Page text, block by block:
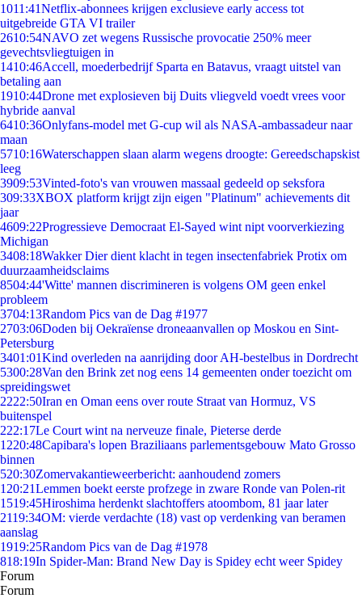
1011:41Netflix-abonnees krijgen exclusieve early access tot
uitgebreide GTA VI trailer
2610:54NAVO zet wegens Russische provocatie 250% meer
gevechtsvliegtuigen in
1410:46Accell, moederbedrijf Sparta en Batavus, vraagt uitstel van
betaling aan
1910:44Drone met explosieven bij Duits vliegveld voedt vrees voor
hybride aanval
6410:36Onlyfans-model met G-cup wil als NASA-ambassadeur naar
maan
5710:16Waterschappen slaan alarm wegens droogte: Gereedschapskist
leeg
3909:53Vinted-foto's van vrouwen massaal gedeeld op seksfora
309:33XBOX platform krijgt zijn eigen "Platinum" achievements dit
jaar
4609:22Progressieve Democraat El-Sayed wint nipt voorverkiezing
Michigan
3408:18Wakker Dier dient klacht in tegen insectenfabriek Protix om
duurzaamheidsclaims
8504:44'Witte' mannen discrimineren is volgens OM geen enkel
probleem
3704:13Random Pics van de Dag #1977
2703:06Doden bij Oekraïense droneaanvallen op Moskou en Sint-
Petersburg
3401:01Kind overleden na aanrijding door AH-bestelbus in Dordrecht
5300:28Van den Brink zet nog eens 14 gemeenten onder toezicht om
spreidingswet
2222:50Iran en Oman eens over route Straat van Hormuz, VS
buitenspel
222:17Le Court wint na nerveuze finale, Pieterse derde
1220:48Capibara's lopen Braziliaans parlementsgebouw Mato Grosso
binnen
520:30Zomervakantieweerbericht: aanhoudend zomers
1 20:21Lemmen boekt eerste profzege in zware Ronde van Polen-rit
1519:45Hiroshima herdenkt slachtoffers atoombom, 81 jaar later
2119:34OM: vierde verdachte (18) vast op verdenking van beramen
aanslag
1919:25Random Pics van de Dag #1978
818:19In Spider-Man: Brand New Day is Spidey echt weer Spidey
Forum
Forum